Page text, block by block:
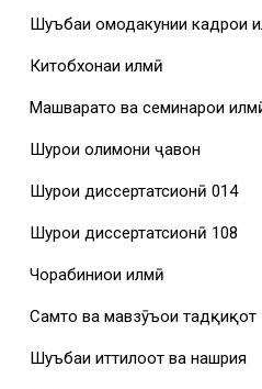
Шуъбаи омодакунии кадрҳои
Китобхонаи илмӣ
Машваратҳо ва семинарҳои
Шурои олимони ҷавон
Шурои диссертатсионӣ 014
Шурои диссертатсионӣ 108
Чорабиниҳои илмӣ
Самтҳо ва мавзӯъҳои тадқиқот
Шуъбаи иттилоот ва нашрия